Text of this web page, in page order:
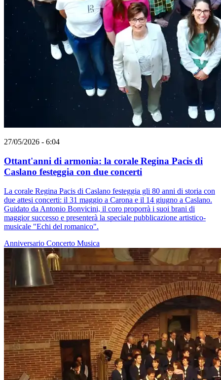
27/05/2026 - 6:04
Ottant'anni di armonia: la corale Regina Pacis di
Caslano festeggia con due concerti
La corale Regina Pacis di Caslano festeggia gli 80 anni di storia con
due attesi concerti: il 31 maggio a Carona e il 14 giugno a Caslano.
Guidato da Antonio Bonvicini, il coro proporrà i suoi brani di
maggior successo e presenterà la speciale pubblicazione artistico-
musicale "Echi del romanico".
Anniversario Concerto Musica